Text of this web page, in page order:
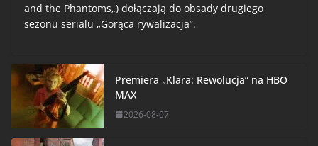
and the Phantoms„) dołączają do obsady drugiego
sezonu serialu „Gorąca rywalizacja”.
Premiera „Klara: Rewolucja” na HBO
MAX
2026-08-07